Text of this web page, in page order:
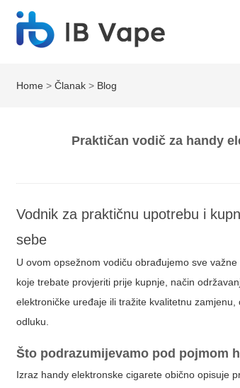
Home >Članak > Blog
Praktičan vodič za handy
Vodnik za praktičnu upotrebu i
sebe
U ovom opsežnom vodiču obrađujemo sve
koje trebate provjeriti prije kupnje, način
elektroničke uređaje ili tražite kvalitetnu
odluku.
Što podrazumijevamo pod pojmom
Izraz handy elektronske cigarete obično opisuje